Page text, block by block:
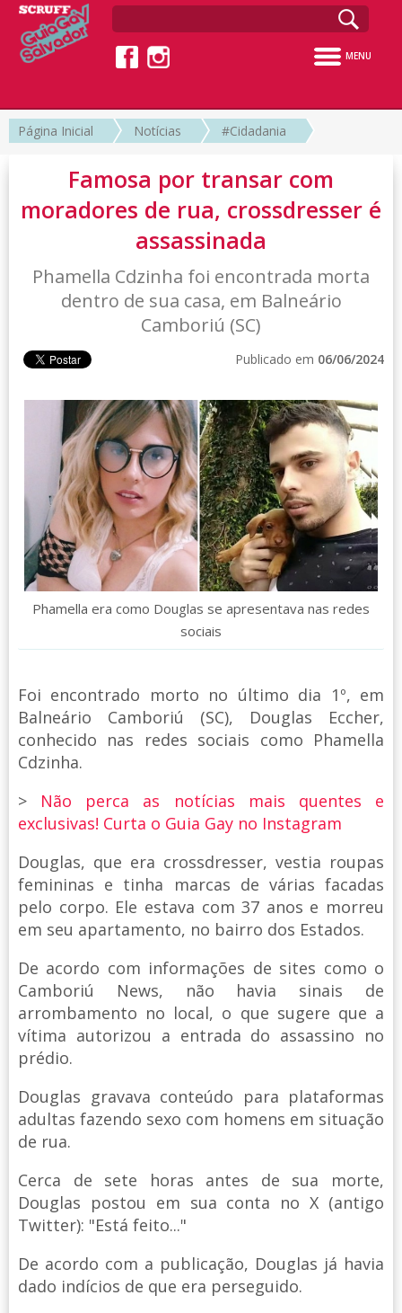
MENU
Página Inicial Notícias #Cidadania
Famosa por transar com
moradores de rua, crossdresser é
assassinada
Phamella Cdzinha foi encontrada morta
dentro de sua casa, em Balneário
Camboriú (SC)
Publicado em 06/06/2024
Phamella era como Douglas se apresentava nas redes
sociais
Foi encontrado morto no último dia 1º, em
Balneário Camboriú (SC), Douglas Eccher,
conhecido nas redes sociais como Phamella
Cdzinha.
> Não perca as notícias mais quentes e
exclusivas! Curta o Guia Gay no Instagram
Douglas, que era crossdresser, vestia roupas
femininas e tinha marcas de várias facadas
pelo corpo. Ele estava com 37 anos e morreu
em seu apartamento, no bairro dos Estados.
De acordo com informações de sites como o
Camboriú News, não havia sinais de
arrombamento no local, o que sugere que a
vítima autorizou a entrada do assassino no
prédio.
Douglas gravava conteúdo para plataformas
adultas fazendo sexo com homens em situação
de rua.
Cerca de sete horas antes de sua morte,
Douglas postou em sua conta no X (antigo
Twitter): "Está feito..."
De acordo com a publicação, Douglas já havia
dado indícios de que era perseguido.